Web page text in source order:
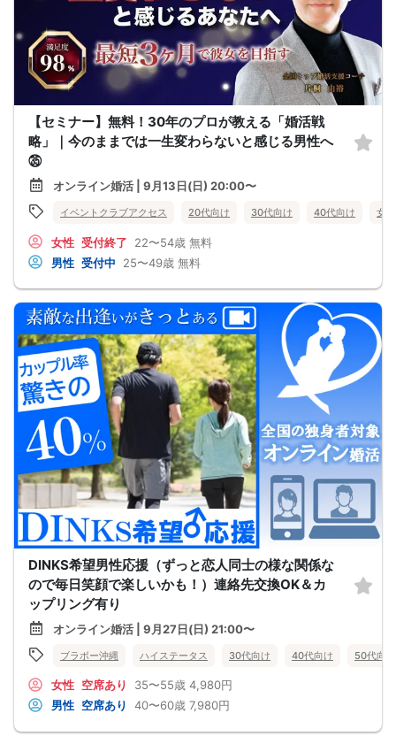
【セミナー】無料！30年のプロが教える「婚活戦
略」｜今のままでは一生変わらないと感じる男性へ
㉟
オンライン婚活 | 9月13日(日) 20:00〜
イベントクラブアクセス 20代向け 30代向け 40代向け 女
女性 受付終了 22〜54歳 無料
男性 受付中 25〜49歳 無料
DINKS希望男性応援（ずっと恋人同士の様な関係な
ので毎日笑顔で楽しいかも！）連絡先交換OK＆カ
ップリング有り
オンライン婚活 | 9月27日(日) 21:00〜
ブラボー沖縄 ハイステータス 30代向け 40代向け 50代向け
女性 空席あり 35〜55歳 4,980円
男性 空席あり 40〜60歳 7,980円